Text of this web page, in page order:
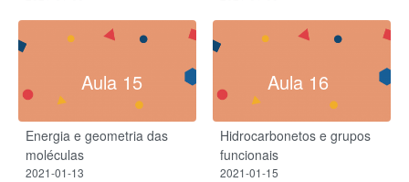
Aula 15
Energia e geometria das
moléculas
2021-01-13
Aula 16
Hidrocarbonetos e grupos
funcionais
2021-01-15